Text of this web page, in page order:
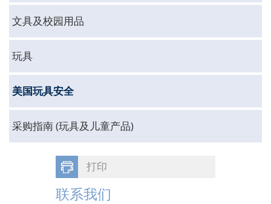
文具及校园用品
玩具
美国玩具安全
采购指南 (玩具及儿童产品)
打印
联系我们